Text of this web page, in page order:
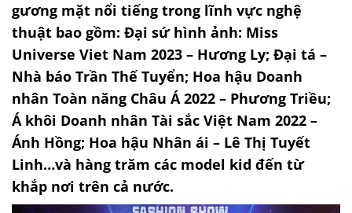
gương mặt nổi tiếng trong lĩnh vực nghệ
thuật bao gồm: Đại sứ hình ảnh: Miss
Universe Viet Nam 2023 – Hương Ly; Đại tá –
Nhà báo Trần Thế Tuyển; Hoa hậu Doanh
nhân Toàn năng Châu Á 2022 – Phương Triều;
Á khôi Doanh nhân Tài sắc Việt Nam 2022 –
Ánh Hồng; Hoa hậu Nhân ái – Lê Thị Tuyết
Linh…và hàng trăm các model kid đến từ
khắp nơi trên cả nước.